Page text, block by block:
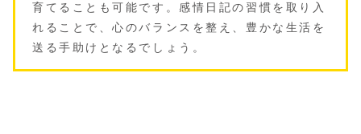
育てることも可能です。感情日記の習慣を取り入
れることで、心のバランスを整え、豊かな生活を
送る手助けとなるでしょう。